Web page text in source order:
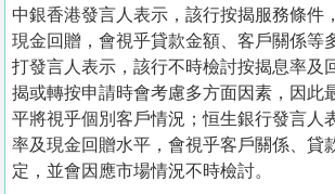
中銀香港發言人表示，該行按揭服務條件
現金回贈，會視乎貸款金額、客戶關係等
打發言人表示，該行不時檢討按揭息率及
揭或轉按申請時會考慮多方面因素，因此
平將視乎個別客戶情況；恒生銀行發言人
率及現金回贈水平，會視乎客戶關係、貸
定，並會因應市場情況不時檢討。